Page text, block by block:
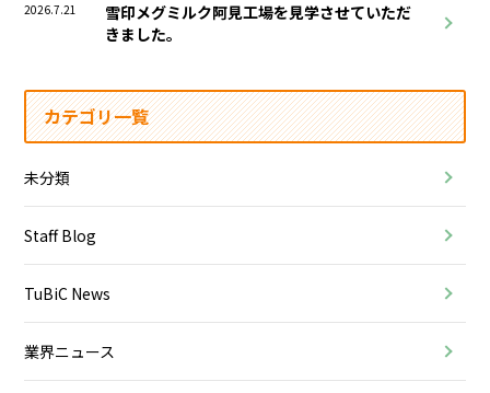
2026.7.21
雪印メグミルク阿見工場を見学させていただ
きました。
カテゴリ一覧
未分類
Staff Blog
TuBiC News
業界ニュース